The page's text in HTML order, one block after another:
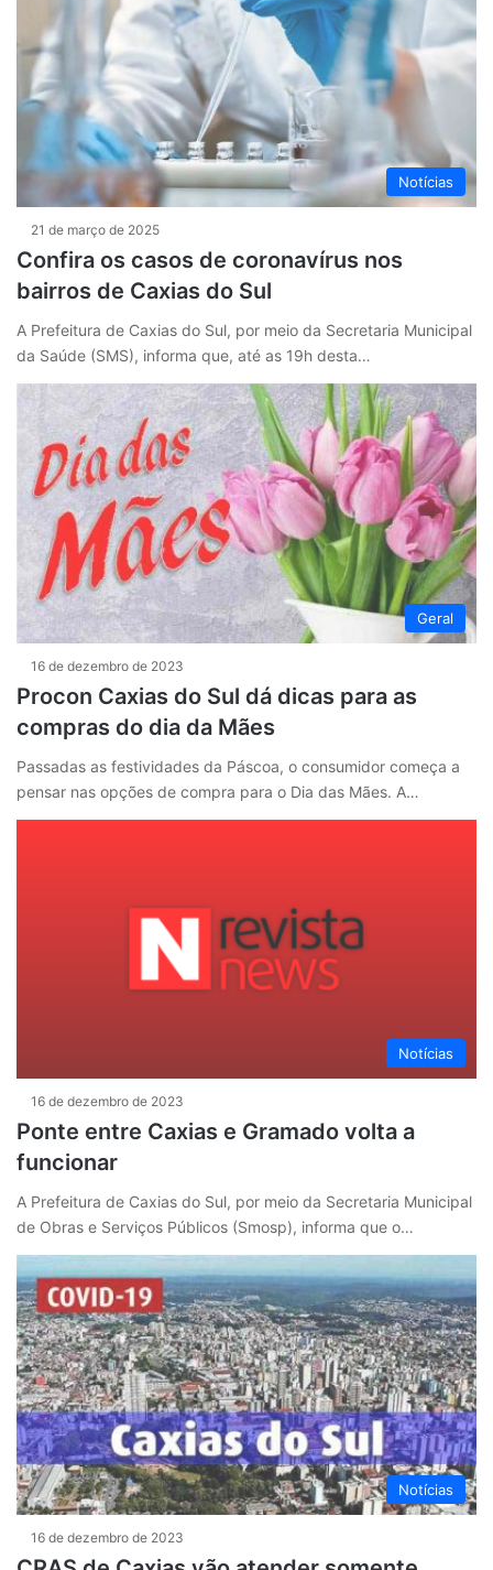
Notícias
21 de março de 2025
Confira os casos de coronavírus nos
bairros de Caxias do Sul
A Prefeitura de Caxias do Sul, por meio da Secretaria Municipal
da Saúde (SMS), informa que, até as 19h desta…
Geral
16 de dezembro de 2023
Procon Caxias do Sul dá dicas para as
compras do dia da Mães
Passadas as festividades da Páscoa, o consumidor começa a
pensar nas opções de compra para o Dia das Mães. A…
Notícias
16 de dezembro de 2023
Ponte entre Caxias e Gramado volta a
funcionar
A Prefeitura de Caxias do Sul, por meio da Secretaria Municipal
de Obras e Serviços Públicos (Smosp), informa que o…
Notícias
16 de dezembro de 2023